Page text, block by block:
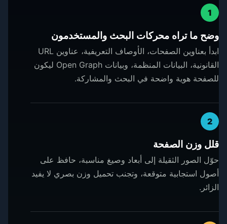
1
وضح ما تراه محركات البحث والمستخدمون
ابدأ بعناوين الصفحات، الأوصاف التعريفية، عناوين URL
القانونية، البيانات المنظمة، وبيانات Open Graph ليكون
للصفحة هوية واضحة في البحث والمشاركة.
2
قلل وزن الصفحة
حوّل الصور الثقيلة إلى أبعاد وصيغ مناسبة، حافظ على
أصول استجابية متوقعة، وتجنب تحميل وزن بصري لا يفيد
الزائر.